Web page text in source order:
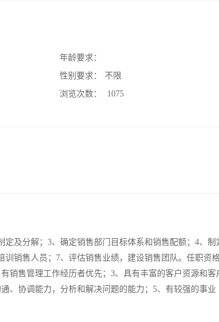
年龄要求：
性别要求：
不限
浏览次数：
1075
及分解；3、确定销售部门目标体系和销售配额；4、制
销售人员；7、评估销售业绩，建设销售团队。任职资格
销售管理工作经历者优先；3、具有丰富的客户资源和客
、协调能力，分析和解决问题的能力；5、有较强的事业